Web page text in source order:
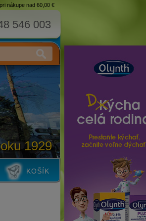
KOŠÍK
nákupe nad 60,00 €
546 003
1929